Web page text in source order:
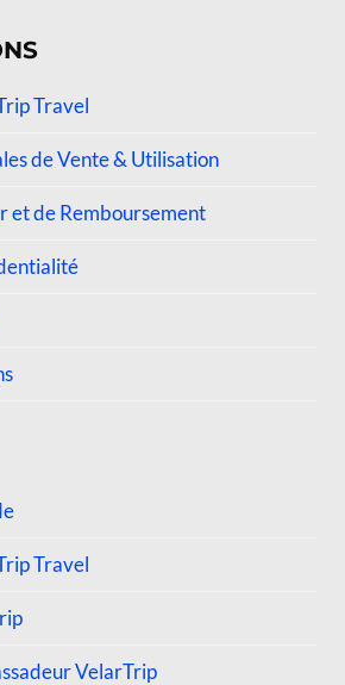
Travel
de Vente & Utilisation
et de Remboursement
Travel
VelarTrip